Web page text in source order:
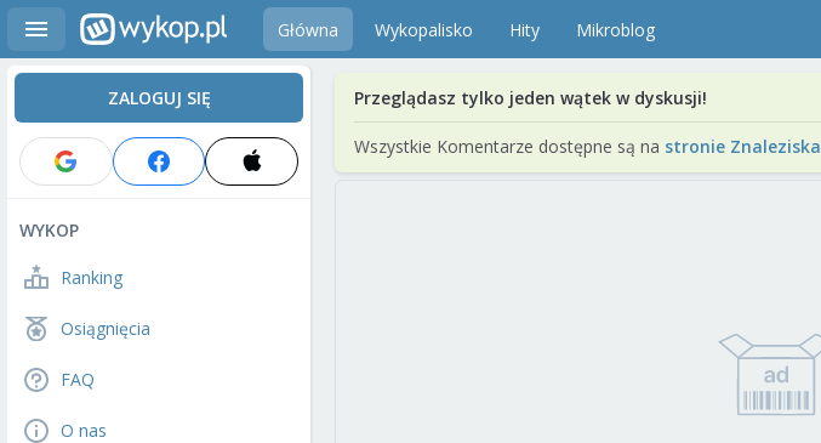
Główna Wykopalisko Hity Mikroblog
ZALOGUJ SIĘ
WYKOP
Ranking
Osiągnięcia
FAQ
O nas
Przeglądasz tylko jeden wątek w dyskusji!
Wszystkie Komentarze dostępne są na stronie Znaleziska